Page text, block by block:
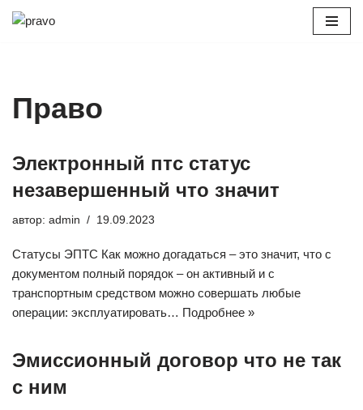
Право
Электронный птс статус
незавершенный что значит
автор: admin 19.09.2023
Статусы ЭПТС Как можно догадаться – это значит, что с
документом полный порядок – он активный и с
транспортным средством можно совершать любые
операции: эксплуатировать… Подробнее »
Эмиссионный договор что не так
с ним